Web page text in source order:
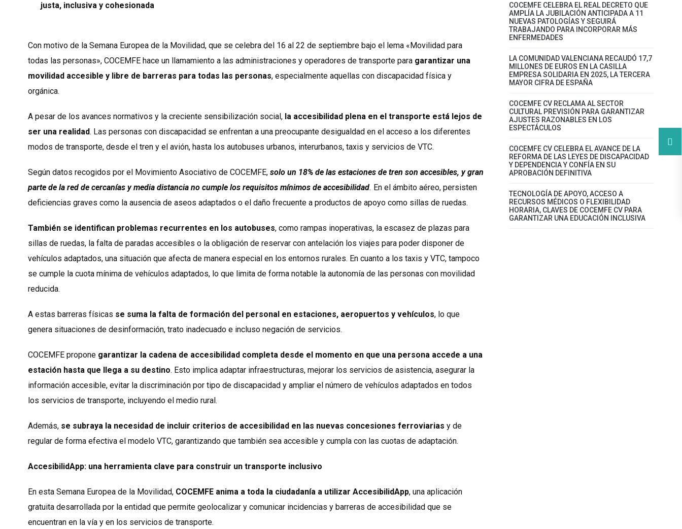
justa, inclusiva y cohesionada
Con motivo de la Semana Europea de la Movilidad, que se celebra del 16 al 22 de septiembre bajo el lema «Movilidad para
todas las personas», COCEMFE hace un llamamiento a las administraciones y operadores de transporte para garantizar una
movilidad accesible y libre de barreras para todas las personas, especialmente aquellas con discapacidad física y
orgánica.
A pesar de los avances normativos y la creciente sensibilización social, la accesibilidad plena en el transporte está lejos de
ser una realidad. Las personas con discapacidad se enfrentan a una preocupante desigualdad en el acceso a los diferentes
modos de transporte, desde el tren y el avión, hasta los autobuses urbanos, interurbanos, taxis y servicios de VTC.
Según datos recogidos por el Movimiento Asociativo de COCEMFE, solo un 18% de las estaciones de tren son accesibles, y gran
parte de la red de cercanías y media distancia no cumple los requisitos mínimos de accesibilidad. En el ámbito aéreo, persisten
deficiencias graves como la ausencia de aseos adaptados o el daño frecuente a productos de apoyo como sillas de ruedas.
También se identifican problemas recurrentes en los autobuses, como rampas inoperativas, la escasez de plazas para
sillas de ruedas, la falta de paradas accesibles o la obligación de reservar con antelación los viajes para poder disponer de
vehículos adaptados, una situación que afecta de manera especial en los entornos rurales. En cuanto a los taxis y VTC, tampoco
se cumple la cuota mínima de vehículos adaptados, lo que limita de forma notable la autonomía de las personas con movilidad
reducida.
A estas barreras físicas se suma la falta de formación del personal en estaciones, aeropuertos y vehículos, lo que
genera situaciones de desinformación, trato inadecuado e incluso negación de servicios.
COCEMFE propone garantizar la cadena de accesibilidad completa desde el momento en que una persona accede a una
estación hasta que llega a su destino. Esto implica adaptar infraestructuras, mejorar los servicios de asistencia, asegurar la
información accesible, evitar la discriminación por tipo de discapacidad y ampliar el número de vehículos adaptados en todos
los servicios de transporte, incluyendo el medio rural.
Además, se subraya la necesidad de incluir criterios de accesibilidad en las nuevas concesiones ferroviarias y de
regular de forma efectiva el modelo VTC, garantizando que también sea accesible y cumpla con las cuotas de adaptación.
AccesibilidApp: una herramienta clave para construir un transporte inclusivo
En esta Semana Europea de la Movilidad, COCEMFE anima a toda la ciudadanía a utilizar AccesibilidApp, una aplicación
gratuita desarrollada por la entidad que permite geolocalizar y comunicar incidencias y barreras de accesibilidad que se
encuentran en la vía y en los servicios de transporte.
COCEMFE CELEBRA EL REAL DECRETO QUE
AMPLÍA LA JUBILACIÓN ANTICIPADA A 11
NUEVAS PATOLOGÍAS Y SEGUIRÁ
TRABAJANDO PARA INCORPORAR MÁS
ENFERMEDADES
LA COMUNIDAD VALENCIANA RECAUDÓ 17,7
MILLONES DE EUROS EN LA CASILLA
EMPRESA SOLIDARIA EN 2025, LA TERCERA
MAYOR CIFRA DE ESPAÑA
COCEMFE CV RECLAMA AL SECTOR
CULTURAL PREVISIÓN PARA GARANTIZAR
AJUSTES RAZONABLES EN LOS
ESPECTÁCULOS
COCEMFE CV CELEBRA EL AVANCE DE LA
REFORMA DE LAS LEYES DE DISCAPACIDAD
Y DEPENDENCIA Y CONFÍA EN SU
APROBACIÓN DEFINITIVA
TECNOLOGÍA DE APOYO, ACCESO A
RECURSOS MÉDICOS O FLEXIBILIDAD
HORARIA, CLAVES DE COCEMFE CV PARA
GARANTIZAR UNA EDUCACIÓN INCLUSIVA